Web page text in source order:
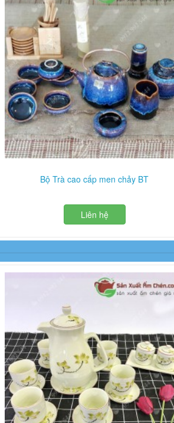
Bộ Trà cao cấp men chảy BT
Liên hệ